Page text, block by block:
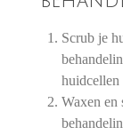
Scrub je
Waxen en